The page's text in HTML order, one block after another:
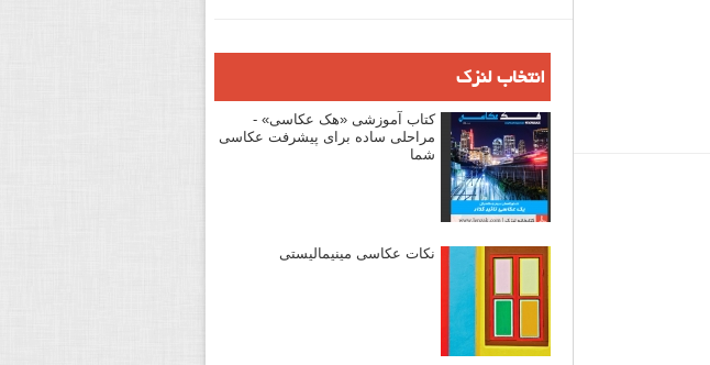
انتخاب لنزک
کتاب آموزشی «هک عکاسی» -
مراحلی ساده برای پیشرفت عکاسی
شما
نکات عکاسی مینیمالیستی